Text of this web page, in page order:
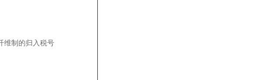
维制的归入税号